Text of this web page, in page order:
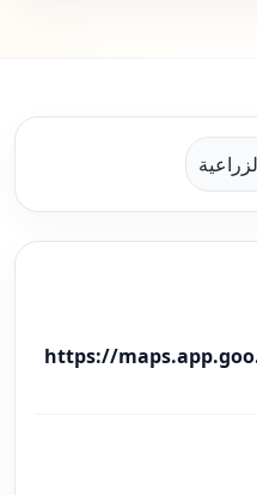
https://